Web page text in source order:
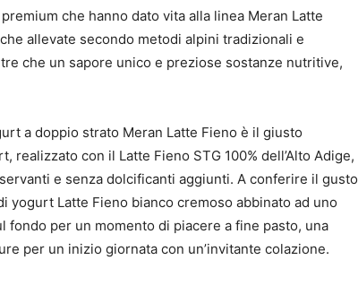
che hanno dato vita alla linea Meran Latte
allevate secondo metodi alpini tradizionali e
che un sapore unico e preziose sostanze nutritive,
a doppio strato Meran Latte Fieno è il giusto
con il Latte Fieno STG 100% dell’Alto Adige,
e senza dolcificanti aggiunti. A conferire il gusto
yogurt Latte Fieno bianco cremoso abbinato ad uno
per un momento di piacere a fine pasto, una
per un inizio giornata con un’invitante colazione.